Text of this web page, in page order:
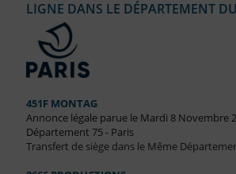
LIGNE DANS LE DÉPARTEMENT
451F MONTAG
Annonce légale parue le Mardi 8 Novembre
Département 75 - Paris
Transfert de siège dans le Même